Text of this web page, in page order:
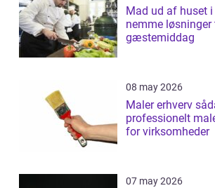
Mad ud af huset i
nemme løsninger
gæstemiddag
08 may 2026
Maler erhverv sådan skaber
professionelt
for virksomheder
07 may 2026